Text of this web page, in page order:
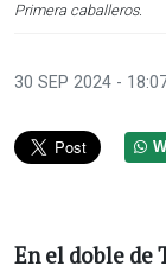
Primera caballeros.
30 SEP 2024 -
En el doble de